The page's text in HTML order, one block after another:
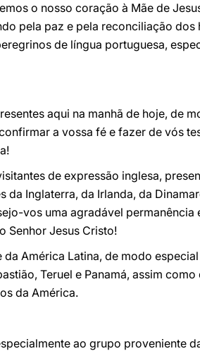
o nosso coração à Mãe de
pela paz e pela reconciliação dos
de língua portuguesa,
aqui na manhã de hoje, de
a vossa fé e fazer de vós
de expressão inglesa,
Inglaterra, da Irlanda, da
vos uma agradável permanência
Senhor Jesus Cristo!
América Latina, de modo
Teruel e Panamá, assim
da América.
ao grupo proveniente